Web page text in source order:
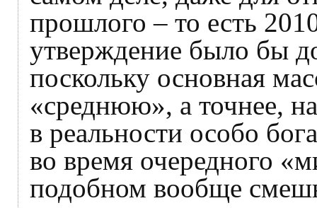
прошлого – то есть
утверждение было бы
поскольку основная
«среднюю», а точнее,
в реальности особо
во время очередного
подобном вообще